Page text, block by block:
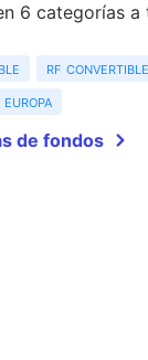
6 categorías
rf
de fondos